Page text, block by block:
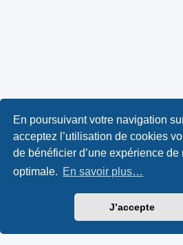
En poursuivant votre navigation
acceptez l’utilisation de cookies
de bénéficier d’une expérience de
optimale. En savoir plus…
J’accepte